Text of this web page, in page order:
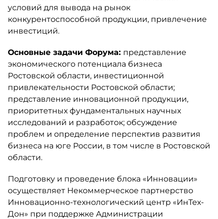
условий для вывода на рынок
конкурентоспособной продукции, привлечение
инвестиций.
Основные задачи Форума: представление
экономического потенциала бизнеса
Ростовской области, инвестиционной
привлекательности Ростовской области;
представление инновационной продукции,
приоритетных фундаментальных научных
исследований и разработок; обсуждение
проблем и определение перспектив развития
бизнеса на юге России, в том числе в Ростовской
области.
Подготовку и проведение блока «Инновации»
осуществляет Некоммерческое партнерство
Инновационно-технологический центр «ИнТех-
Дон» при поддержке Администрации